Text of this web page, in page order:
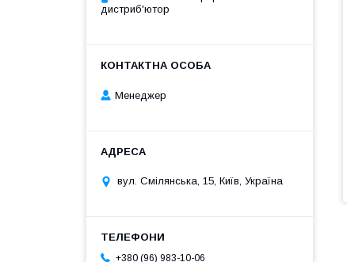
дистриб'ютор
Менеджер
вул. Смілянська, 15, Київ, Україна
+380 (96) 983-10-06